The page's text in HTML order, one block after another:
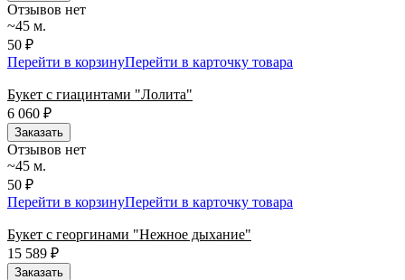
Отзывов нет
~45 м.
50 ₽
Перейти в корзинуПерейти в карточку товара
Букет с гиацинтами "Лолита"
6 060 ₽
Заказать
Отзывов нет
~45 м.
50 ₽
Перейти в корзинуПерейти в карточку товара
Букет с георгинами "Нежное дыхание"
15 589 ₽
Заказать